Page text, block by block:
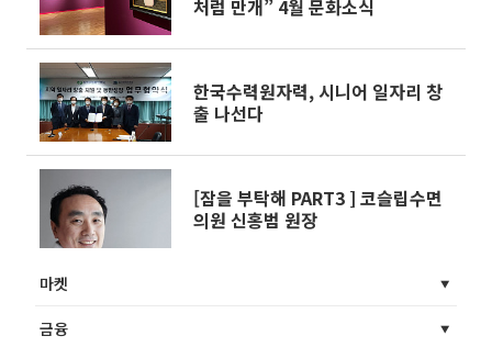
처럼 만개” 4월 문화소식
한국수력원자력, 시니어 일자리 창
출 나선다
[잠을 부탁해 PART3 ] 코슬립수면
의원 신홍범 원장
마켓
금융